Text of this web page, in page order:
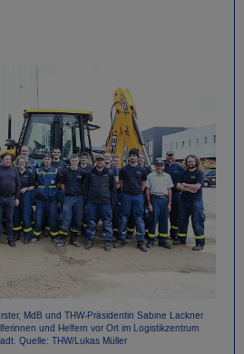
MdB und THW-Präsidentin Sabine Lackner
und Helfern vor Ort im Logistikzentrum
Quelle: THW/Lukas Müller